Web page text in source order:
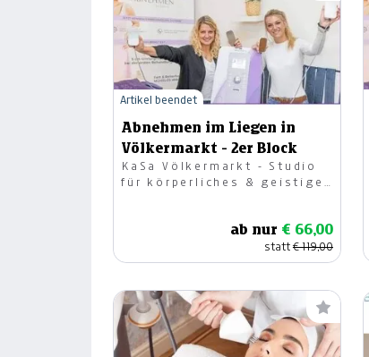
Abnehmen im Liegen in
Völkermarkt - 2er Block
KaSa Völkermarkt - Studio
für körperliches & geistiges
ab nur € 66,00
statt€ 119,00
Artikel beendet